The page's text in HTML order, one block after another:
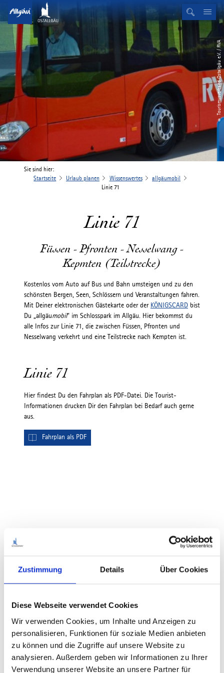
Zustimmung Details Über Cookies
Diese Webseite verwendet Cookies
Wir verwenden Cookies, um Inhalte und Anzeigen zu
personalisieren, Funktionen für soziale Medien anbieten
zu können und die Zugriffe auf unsere Website zu
analysieren. Außerdem geben wir Informationen zu Ihrer
Verwendung unserer Website an unsere Partner für
© Tourismusverband Ostallgäu e.V. / RVA
Sie sind hier:
Startseite
Urlaub planen Wissenswertes
allgäumobil
Linie 71
Linie 71
Füssen - Pfronten - Nesselwang -
Kepmten (Teilstrecke)
Kostenlos vom Auto auf Bus und Bahn umsteigen und zu den
schönsten Bergen, Seen, Schlössern und Veranstaltungen fahren.
Mit Deiner elektronischen Gästekarte oder der KÖNIGSCARD bist
Du „allgäumobil“ im Schlosspark im Allgäu. Hier bekommst du
alle Infos zur Linie 71, die zwischen Füssen, Pfronten und
Nesselwang verkehrt und eine Teilstrecke nach Kempten ist.
Linie 71
Hier findest Du den Fahrplan als PDF-Datei. Die Tourist-
Informationen drucken Dir den Fahrplan bei Bedarf auch gerne
aus.
Fahrplan als PDF